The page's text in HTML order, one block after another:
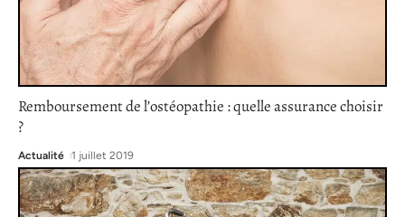
Remboursement de l’ostéopathie : quelle assurance choisir
?
Actualité 1 juillet 2019